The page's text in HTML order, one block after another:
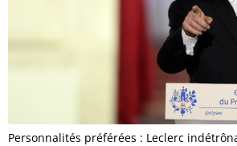
Personnalités préférées : Leclerc